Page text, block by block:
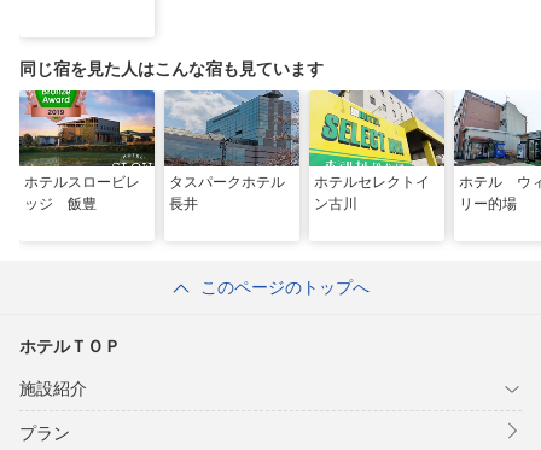
同じ宿を見た人はこんな宿も見ています
ホテルスロービレ
ッジ 飯豊
タスパークホテル
長井
ホテルセレクトイ
ン古川
ホテル ウ
リー的場
このページのトップへ
ホテルＴＯＰ
施設紹介
プラン